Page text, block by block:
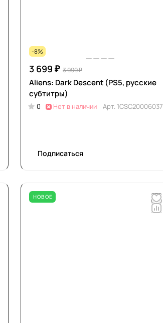
-8%
3 699 ₽ 3 999 ₽
Aliens: Dark Descent (PS5, русские
субтитры)
0 Нет в наличии Арт. 1CSC20006037
Подписаться
НОВОЕ